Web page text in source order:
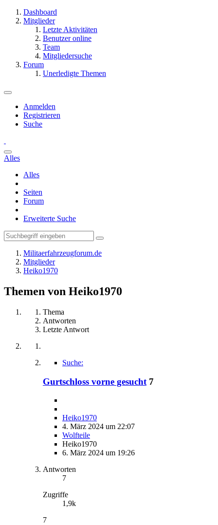
Dashboard
Mitglieder
Letzte Aktivitäten
Benutzer online
Team
Mitgliedersuche
Forum
Unerledigte Themen
Anmelden
Registrieren
Suche
Alles
Alles
Seiten
Forum
Erweiterte Suche
Militaerfahrzeugforum.de
Mitglieder
Heiko1970
Themen von Heiko1970
Thema
Antworten
Letzte Antwort
Suche:
Gurtschloss vorne gesucht 7
Heiko1970
4. März 2024 um 22:07
Wolfteile
Heiko1970
6. März 2024 um 19:26
Antworten
7
Zugriffe
1,9k
7